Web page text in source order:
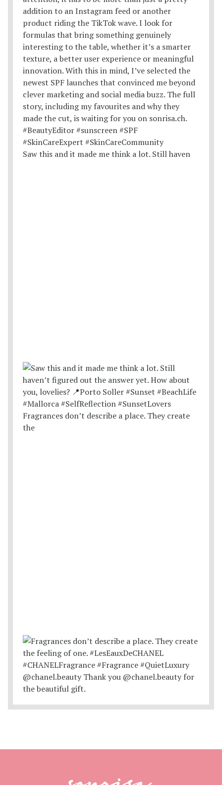
Saw this and it made me think a lot. Still haven
Fragrances don’t describe a place. They create
the